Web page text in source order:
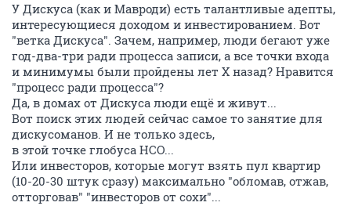
У Дискуса (как и Мавроди) есть талантливые адепты,
интересующиеся доходом и инвестированием. Вот
"ветка Дискуса". Зачем, например, люди бегают уже
год-два-три ради процесса записи, а все точки входа
и минимумы были пройдены лет Х назад? Нравится
"процесс ради процесса"?
Да, в домах от Дискуса люди ещё и живут...
Вот поиск этих людей сейчас самое то занятие для
дискусоманов. И не только здесь,
в этой точке глобуса НСО...
Или инвесторов, которые могут взять пул квартир
(10-20-30 штук сразу) максимально "обломав, отжав,
отторговав" "инвесторов от сохи"...